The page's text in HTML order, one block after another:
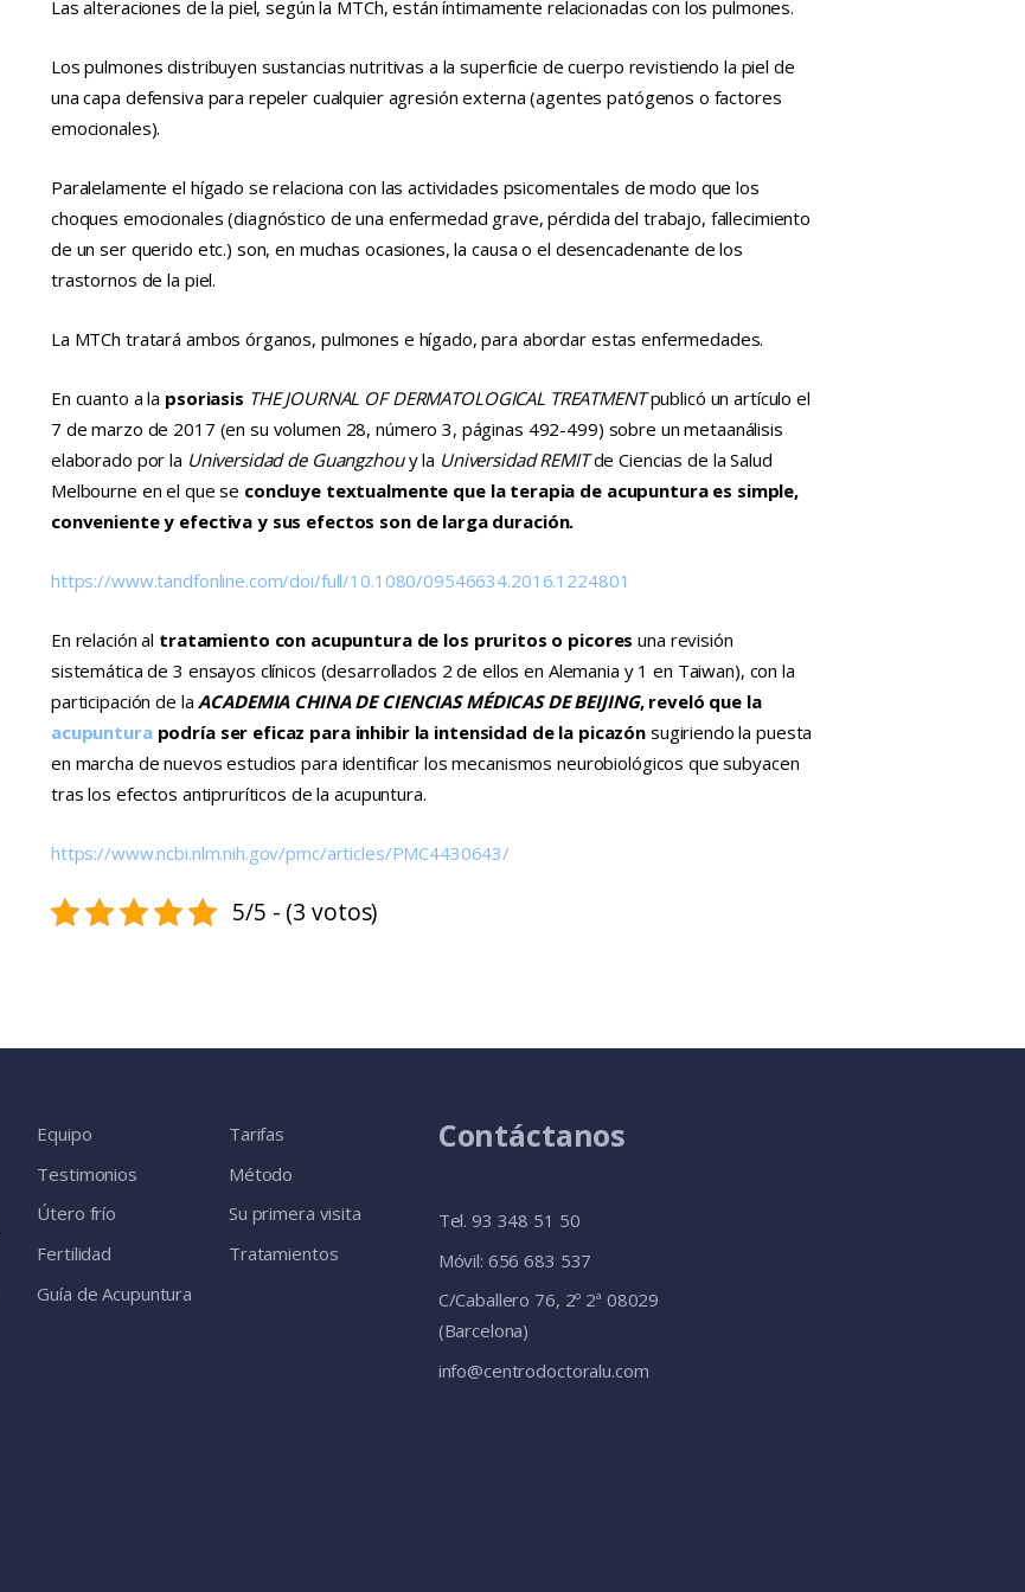
incomodando, para encontrar los
problema.El centro está muy bien
situado, cerca de la estación de
Sants.
totalmente profesional. Gracias Lu
Las alteraciones de la piel, según la MTCh, están íntimamente relacionadas con los pulmones.
Los pulmones distribuyen sustancias nutritivas a la superficie de cuerpo revistiendo la piel de
una capa defensiva para repeler cualquier agresión externa (agentes patógenos o factores
emocionales).
Paralelamente el hígado se relaciona con las actividades psicomentales de modo que los
choques emocionales (diagnóstico de una enfermedad grave, pérdida del trabajo, fallecimiento
de un ser querido etc.) son, en muchas ocasiones, la causa o el desencadenante de los
trastornos de la piel.
La MTCh tratará ambos órganos, pulmones e hígado, para abordar estas enfermedades.
En cuanto a la psoriasis THE JOURNAL OF DERMATOLOGICAL TREATMENTpublicó un artículo el
7 de marzo de 2017 (en su volumen 28, número 3, páginas 492-499) sobre un metaanálisis
elaborado por la Universidad de Guangzhouy la Universidad REMITde Ciencias de la Salud
Melbourne en el que se concluye textualmente que la terapia de acupuntura es simple,
conveniente y efectiva y sus efectos son de larga duración.
https://www.tandfonline.com/doi/full/10.1080/09546634.2016.1224801
En relación al tratamiento con acupuntura de los pruritos o picoresuna revisión
sistemática de 3 ensayos clínicos (desarrollados 2 de ellos en Alemania y 1 en Taiwan), con la
participación de laACADEMIA CHINA DE CIENCIAS MÉDICAS DE BEIJING, reveló que la
acupunturapodría ser eficaz para inhibir la intensidad de la picazón sugiriendo la puesta
en marcha de nuevos estudios para identificar los mecanismos neurobiológicos que subyacen
tras los efectos antipruríticos de la acupuntura.
https://www.ncbi.nlm.nih.gov/pmc/articles/PMC4430643/
5/5 - (3 votos)
Equipo
Tarifas
Testimonios
Método
Útero frío
Su primera visita
Fertilidad
Tratamientos
Guía de Acupuntura
Contáctanos
Tel. 93 348 51 50
Móvil: 656 683 537
C/Caballero 76, 2º 2ª 08029
(Barcelona)
info@centrodoctoralu.com